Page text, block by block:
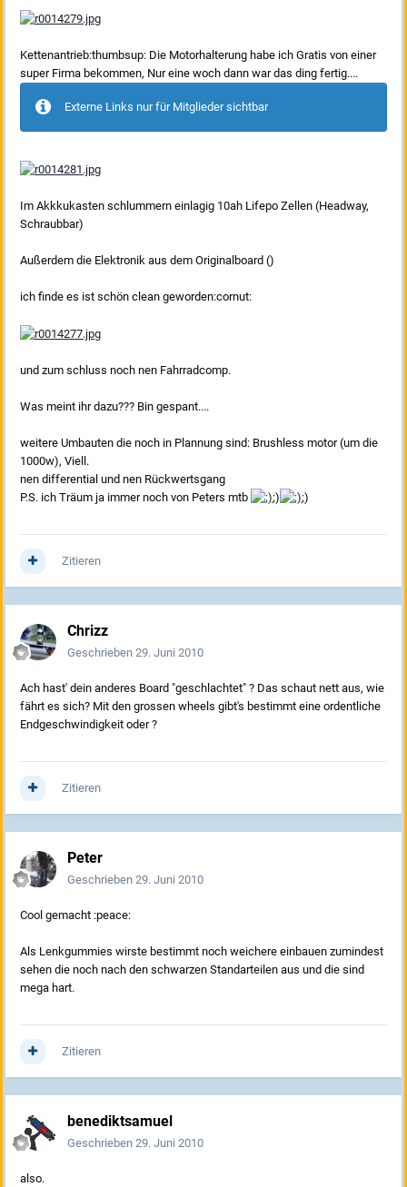
Kettenantrieb:thumbsup: Die Motorhalterung habe ich Gratis von einer
super Firma bekommen, Nur eine woch dann war das ding fertig....
Externe Links nur für Mitglieder sichtbar
Im Akkkukasten schlummern einlagig 10ah Lifepo Zellen (Headway,
Schraubbar)
Außerdem die Elektronik aus dem Originalboard ()
ich finde es ist schön clean geworden:cornut:
und zum schluss noch nen Fahrradcomp.
Was meint ihr dazu??? Bin gespant....
weitere Umbauten die noch in Plannung sind: Brushless motor (um die
1000w), Viell.
nen differential und nen Rückwertsgang
P.S. ich Träum ja immer noch von Peters mtb
;) ;)
Zitieren
Chrizz
Geschrieben 29. Juni 2010
Ach hast' dein anderes Board "geschlachtet" ? Das schaut nett aus, wie
fährt es sich? Mit den grossen wheels gibt's bestimmt eine ordentliche
Endgeschwindigkeit oder ?
Zitieren
Peter
Geschrieben 29. Juni 2010
Cool gemacht :peace:
Als Lenkgummies wirste bestimmt noch weichere einbauen zumindest
sehen die noch nach den schwarzen Standarteilen aus und die sind
mega hart.
Zitieren
benediktsamuel
Geschrieben 29. Juni 2010
also.